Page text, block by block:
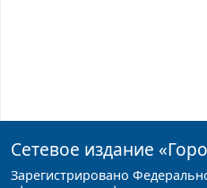
Сетевое издание
Зарегистрировано